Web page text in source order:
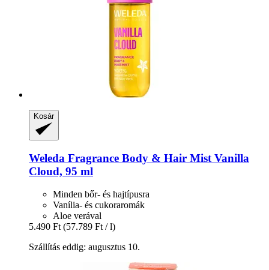
Kosár
Weleda Fragrance Body & Hair Mist Vanilla
Cloud, 95 ml
Minden bőr- és hajtípusra
Vanília- és cukoraromák
Aloe verával
5.490 Ft (57.789 Ft / l)
Szállítás eddig: augusztus 10.